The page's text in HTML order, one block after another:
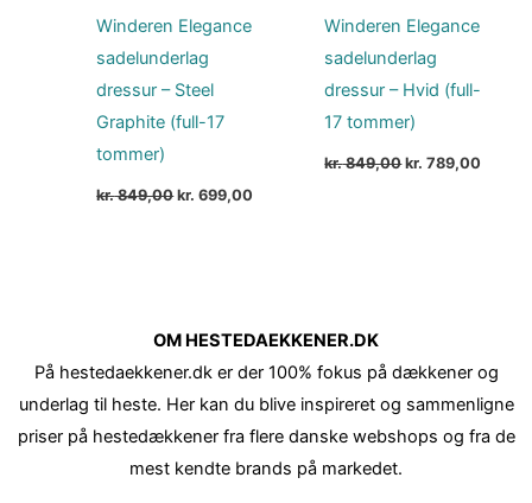
Winderen Elegance
sadelunderlag
dressur – Steel
Graphite (full-17
tommer)
kr.849,00 kr. 699,00
Winderen Elegance
sadelunderlag
dressur – Hvid (full-
17 tommer)
kr.849,00 kr. 789,00
OM HESTEDAEKKENER.DK
På hestedaekkener.dk er der 100% fokus på dækkener og
underlag til heste. Her kan du blive inspireret og sammenligne
priser på hestedækkener fra flere danske webshops og fra de
mest kendte brands på markedet.